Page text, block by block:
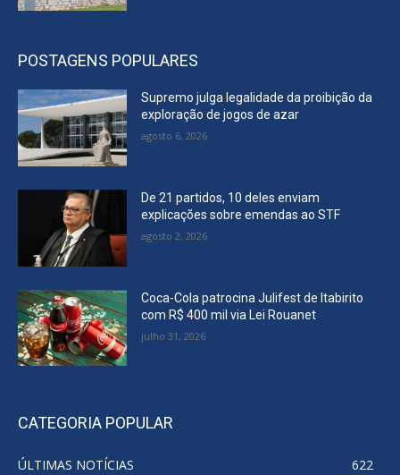
POSTAGENS POPULARES
Supremo julga legalidade da proibição da
exploração de jogos de azar
agosto 6, 2026
De 21 partidos, 10 deles enviam
explicações sobre emendas ao STF
agosto 2, 2026
Coca-Cola patrocina Julifest de Itabirito
com R$ 400 mil via Lei Rouanet
julho 31, 2026
CATEGORIA POPULAR
ÚLTIMAS NOTÍCIAS
622